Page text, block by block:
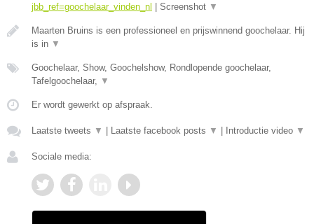
jbb_ref=goochelaar_vinden_nl
Screenshot ▼
Maarten Bruins is een professioneel en prijswinnend goochelaar. Hij
is in ▼
Goochelaar, Show, Goochelshow, Rondlopende goochelaar,
Tafelgoochelaar, ▼
Er wordt gewerkt op afspraak.
Laatste tweets ▼ Laatste facebook posts ▼ Introductie video ▼
Sociale media: